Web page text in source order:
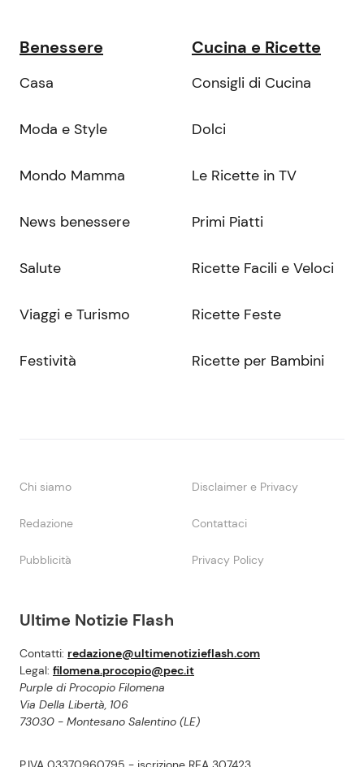
Ultime Notizie Flash
Contatti: redazione@ultimenotizieflash.com
Legal: filomena.procopio@pec.it
Purple di Procopio Filomena
Via Della Libertà, 106
73030 - Montesano Salentino (LE)
Benessere
Casa
Moda e Style
Mondo Mamma
News benessere
Salute
Viaggi e Turismo
Festività
Cucina e Ricette
Consigli di Cucina
Dolci
Le Ricette in TV
Primi Piatti
Ricette Facili e Veloci
Ricette Feste
Ricette per Bambini
Chi siamo Disclaimer e Privacy
Redazione Contattaci
Pubblicità Privacy Policy